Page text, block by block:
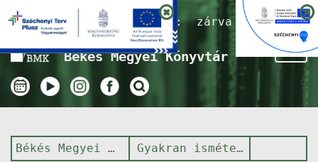
Nyitvatartás ma:zárva
Békés Megyei Könyvtár
Békés Megyei Könyvtár Gyakran ismételt kérdések